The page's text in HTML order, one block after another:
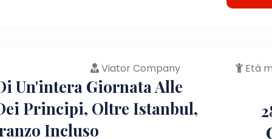
Viator Company
Un'intera Giornata Alle
Principi, Oltre Istanbul,
Incluso
Età